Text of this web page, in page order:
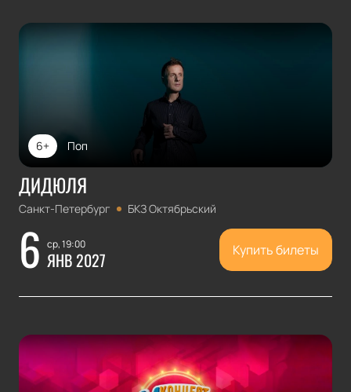
Поп
6+
ДИДЮЛЯ
Санкт-Петербург БКЗ Октябрьский
6 ср, 19:00
ЯНВ 2027 Купить билеты